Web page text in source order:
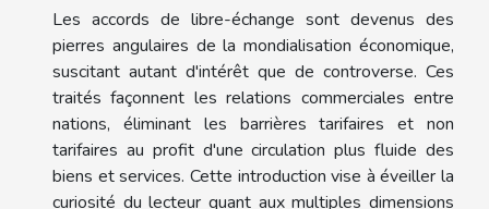
Les accords de libre-échange sont devenus des
pierres angulaires de la mondialisation économique,
suscitant autant d'intérêt que de controverse. Ces
traités façonnent les relations commerciales entre
nations, éliminant les barrières tarifaires et non
tarifaires au profit d'une circulation plus fluide des
biens et services. Cette introduction vise à éveiller la
curiosité du lecteur quant aux multiples dimensions